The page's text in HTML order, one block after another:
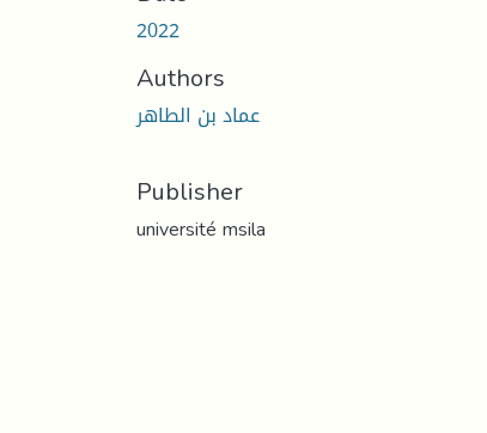
2022
Authors
عماد بن الطاهر
Publisher
université msila